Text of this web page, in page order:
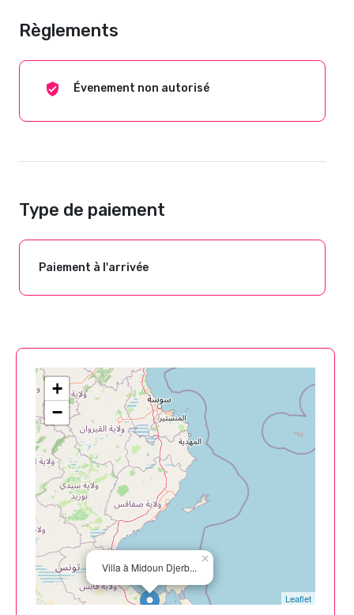
Règlements
Évenement non autorisé
Type de paiement
Paiement à l'arrivée
Villa à Midoun Djerb...
×
+
−
Leaflet